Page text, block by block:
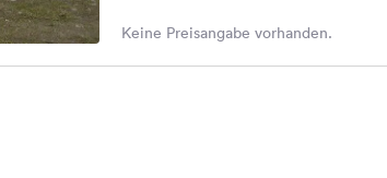
Keine Preisangabe vorhanden.